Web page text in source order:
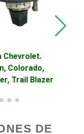
Chevrolet.
Colorado,
Trail Blazer
DE